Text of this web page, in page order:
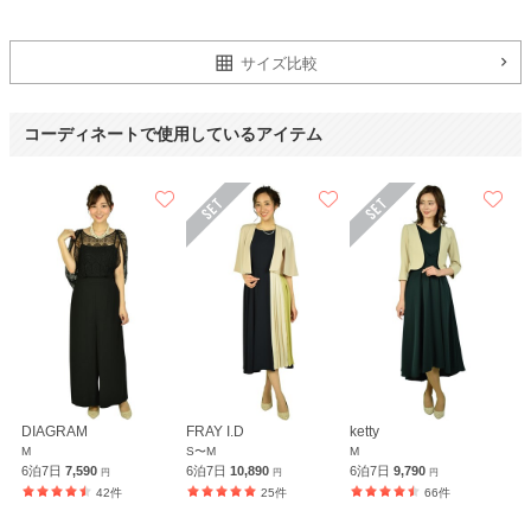
サイズ比較
コーディネートで使用しているアイテム
DIAGRAM
M
6泊7日 7,590 円
42件
FRAY I.D
S〜M
6泊7日 10,890 円
25件
ketty
M
6泊7日9,790円
66件